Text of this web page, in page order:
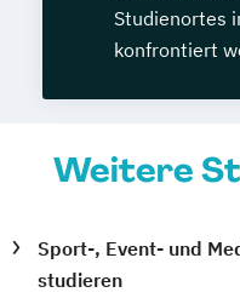
Studienortes
konfrontiert
Weitere
Sport-, Event- und
studieren